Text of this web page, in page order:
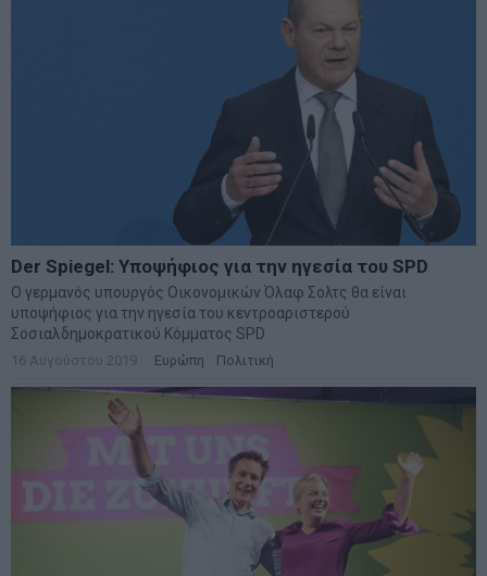
Der Spiegel: Υποψήφιος για την ηγεσία του SPD
Ο γερμανός υπουργός Οικονομικών Όλαφ Σολτς θα είναι
υποψήφιος για την ηγεσία του κεντροαριστερού
Σοσιαλδημοκρατικού Κόμματος SPD
16 Αυγούστου 2019 Ευρώπη Πολιτική